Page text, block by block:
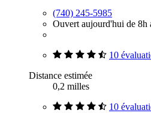
(740) 245-5985
Ouvert aujourd'hui de 8h
10
Distance estimée
0,2 milles
10